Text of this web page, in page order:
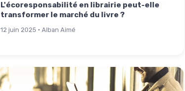
L'écoresponsabilité en librairie peut-elle
transformer le marché du livre ?
12 juin 2025 · Alban Aimé